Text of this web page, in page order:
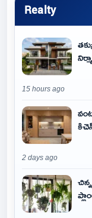
Realty
15 hours ago
2 days ago